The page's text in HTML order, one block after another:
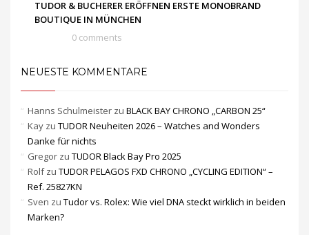
TUDOR & BUCHERER ERÖFFNEN ERSTE MONOBRAND
BOUTIQUE IN MÜNCHEN
0 comments
NEUESTE KOMMENTARE
Hanns Schulmeister zu BLACK BAY CHRONO „CARBON 25“
Kay zu TUDOR Neuheiten 2026 – Watches and Wonders
Danke für nichts
Gregor zu TUDOR Black Bay Pro 2025
Rolfzu TUDOR PELAGOS FXD CHRONO „CYCLING EDITION“ –
Ref. 25827KN
Sven zu Tudor vs. Rolex: Wie viel DNA steckt wirklich in beiden
Marken?